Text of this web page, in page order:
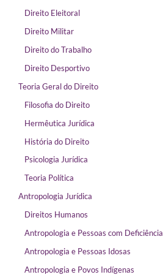
Direito Eleitoral
Direito Militar
Direito do Trabalho
Direito Desportivo
Teoria Geral do Direito
Filosofia do Direito
Hermêutica Jurídica
História do Direito
Psicologia Jurídica
Teoria Política
Antropologia Jurídica
Direitos Humanos
Antropologia e Pessoas com Deficiência
Antropologia e Pessoas Idosas
Antropologia e Povos Indígenas